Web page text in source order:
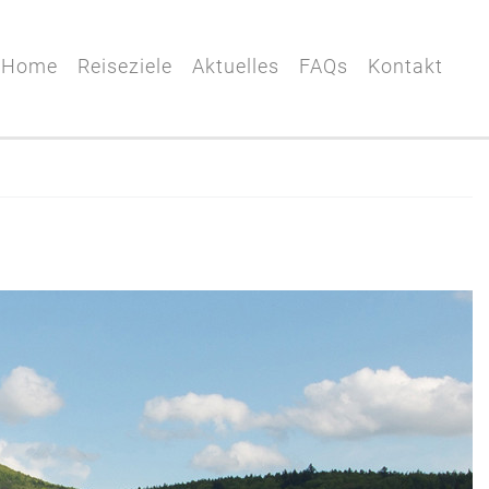
Home Reiseziele Aktuelles FAQs Kontakt